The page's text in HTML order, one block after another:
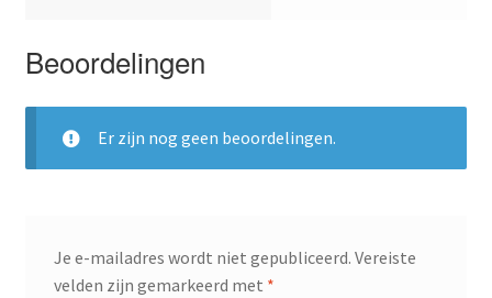
Beoordelingen
Er zijn nog geen beoordelingen.
Je e-mailadres wordt niet gepubliceerd. Vereiste
velden zijn gemarkeerd met *